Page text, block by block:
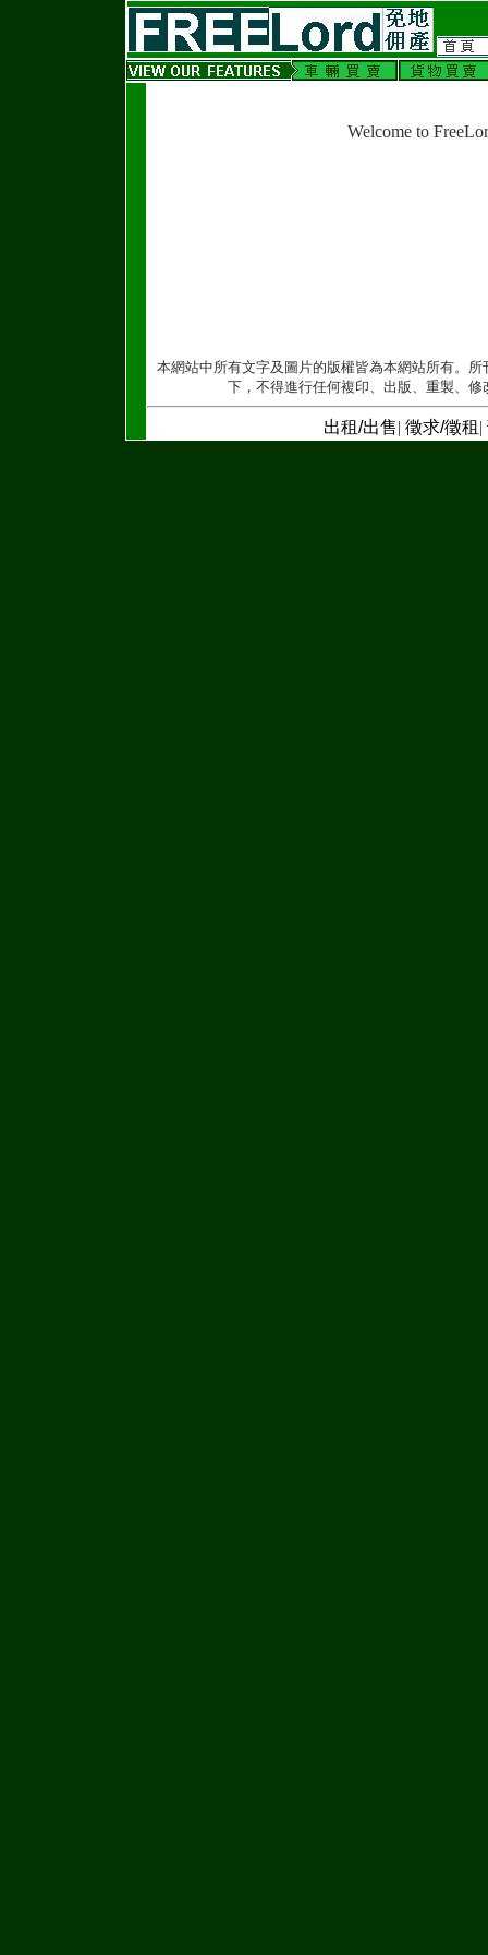
Welcome to
本網站中所有文字及圖片的版權皆為本網站所有。
下，不得進行任何複印、出版、重製、
出租/出售| 徵求/徵租 |